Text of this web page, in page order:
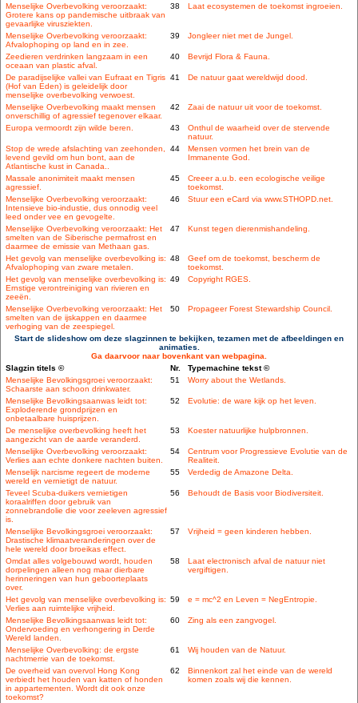
Menselijke Overbevolking veroorzaakt:
Grotere kans op pandemische uitbraak van
gevaarlijke virusziekten.
38 Laat ecosystemen de toekomst ingroeien.
Menselijke Overbevolking veroorzaakt:
Afvalophoping op land en in zee.
39 Jongleer niet met de Jungel.
Zeedieren verdrinken langzaam in een
oceaan van plastic afval.
40 Bevrijd Flora & Fauna.
De paradijselijke vallei van Eufraat en Tigris
(Hof van Eden) is geleidelijk door
menselijke overbevolking verwoest.
41 De natuur gaat wereldwijd dood.
Menselijke Overbevolking maakt mensen
onverschillig of agressief tegenover elkaar.
42 Zaai de natuur uit voor de toekomst.
Europa vermoordt zijn wilde beren. 43
Onthul de waarheid over de stervende
natuur.
Stop de wrede afslachting van zeehonden,
levend gevild om hun bont, aan de
Atlantische kust in Canada..
44
Mensen vormen het brein van de
Immanente God.
Massale anonimiteit maakt mensen
agressief.
45
Creeer a.u.b. een ecologische veilige
toekomst.
Menselijke Overbevolking veroorzaakt:
Intensieve bio-industie, dus onnodig veel
leed onder vee en gevogelte.
46 Stuur een eCard via www.STHOPD.net.
Menselijke Overbevolking veroorzaakt: Het
smelten van de Siberische permafrost en
daarmee de emissie van Methaan gas.
47 Kunst tegen dierenmishandeling.
Het gevolg van menselijke overbevolking is:
Afvalophoping van zware metalen.
48
Geef om de toekomst, bescherm de
toekomst.
Het gevolg van menselijke overbevolking is:
Ernstige verontreiniging van rivieren en
zeeën.
49 Copyright RGES.
Menselijke Overbevolking veroorzaakt: Het
smelten van de ijskappen en daarmee
verhoging van de zeespiegel.
50 Propageer Forest Stewardship Council.
Start de slideshow om deze slagzinnen te bekijken, tezamen met de afbeeldingen en
animaties.
Ga daarvoor naar bovenkant van webpagina.
Slagzin titels ©
Nr.
Typemachine tekst ©
Menselijke Bevolkingsgroei veroorzaakt:
Schaarste aan schoon drinkwater.
51 Worry about the Wetlands.
Menselijke Bevolkingsaanwas leidt tot:
Exploderende grondprijzen en
onbetaalbare huisprijzen.
52 Evolutie: de ware kijk op het leven.
De menselijke overbevolking heeft het
aangezicht van de aarde veranderd.
53 Koester natuurlijke hulpbronnen.
Menselijke Overbevolking veroorzaakt:
Verlies aan echte donkere nachten buiten.
54
Centrum voor Progressieve Evolutie van de
Realiteit.
Menselijk narcisme regeert de moderne
wereld en vernietigt de natuur.
55 Verdedig de Amazone Delta.
Teveel Scuba-duikers vernietigen
koraalriffen door gebruik van
zonnebrandolie die voor zeeleven agressief
is.
56 Behoudt de Basis voor Biodiversiteit.
Menselijke Bevolkingsgroei veroorzaakt:
Drastische klimaatveranderingen over de
hele wereld door broeikas effect.
57 Vrijheid = geen kinderen hebben.
Omdat alles volgebouwd wordt, houden
dorpelingen alleen nog maar dierbare
herinneringen van hun geboorteplaats
over.
58
Laat electronisch afval de natuur niet
vergiftigen.
Het gevolg van menselijke overbevolking is:
Verlies aan ruimtelijke vrijheid.
59 e = mc^2 en Leven = NegEntropie.
Menselijke Bevolkingsaanwas leidt tot:
Ondervoeding en verhongering in Derde
Wereld landen.
60 Zing als een zangvogel.
Menselijke Overbevolking: de ergste
nachtmerrie van de toekomst.
61 Wij houden van de Natuur.
De overheid van overvol Hong Kong
verbiedt het houden van katten of honden
in appartementen. Wordt dit ook onze
toekomst?
62
Binnenkort zal het einde van de wereld
komen zoals wij die kennen.